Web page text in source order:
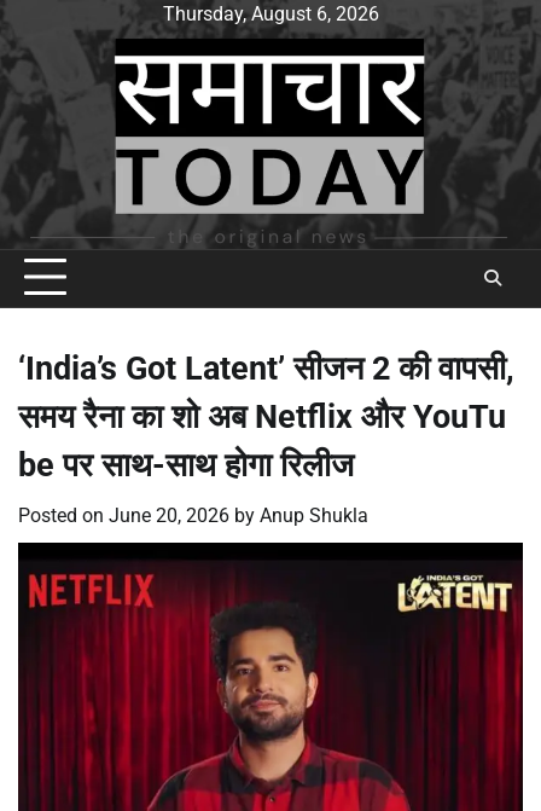
Skip
to
content
Thursday, August 6, 2026
‘India’s Got Latent’ सीजन 2 की वापसी,
समय रैना का शो अब Netflix और YouTu
be पर साथ-साथ होगा रिलीज
Posted on June 20, 2026 by Anup Shukla